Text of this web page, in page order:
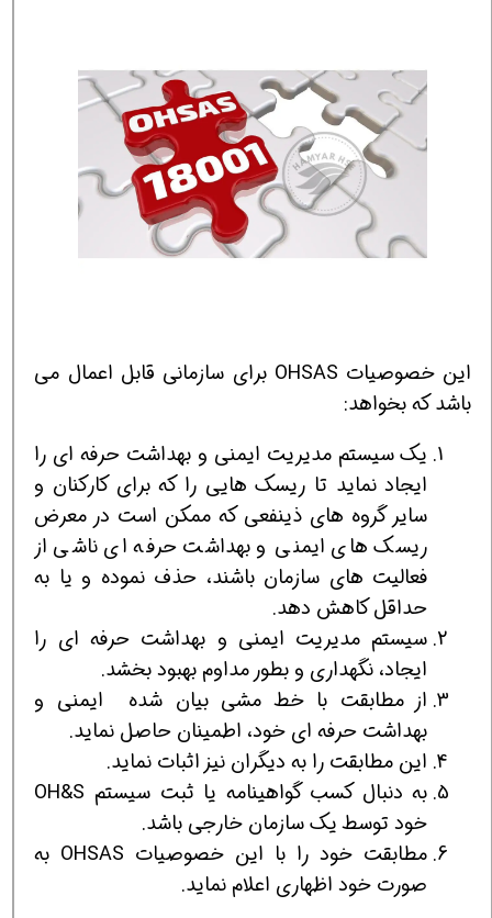
این خصوصیات OHSAS برای سازمانی قابل اعمال می
باشد که بخواهد:
یک سیستم مدیریت ایمنی و بهداشت حرفه ای را
ایجاد نماید تا ریسک هایی را که برای کارکنان و
سایر گروه های ذینفعی که ممکن است در معرض
ریسک های ایمنی و بهداشت حرفه ای ناشی از
فعالیت های سازمان باشند، حذف نموده و یا به
حداقل کاهش دهد.
سیستم مدیریت ایمنی و بهداشت حرفه ای را
ایجاد، نگهداری و بطور مداوم بهبود بخشد.
از مطابقت با خط مشی بیان شده ایمنی و
بهداشت حرفه ای خود، اطمینان حاصل نماید.
این مطابقت را به دیگران نیز اثبات نماید.
به دنبال کسب گواهینامه یا ثبت سیستم OH&S
خود توسط یک سازمان خارجی باشد.
مطابقت خود را با این خصوصیات OHSAS به
صورت خود اظهاری اعلام نماید.